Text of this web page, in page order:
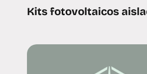
Kits fotovoltaicos